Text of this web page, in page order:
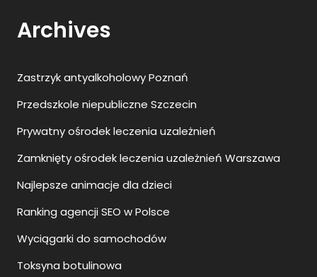
Archives
Zastrzyk antyalkoholowy Poznań
Przedszkole niepubliczne Szczecin
Prywatny ośrodek leczenia uzależnień
Zamknięty ośrodek leczenia uzależnień Warszawa
Najlepsze animacje dla dzieci
Ranking agencji SEO w Polsce
Wyciągarki do samochodów
Toksyna botulinowa